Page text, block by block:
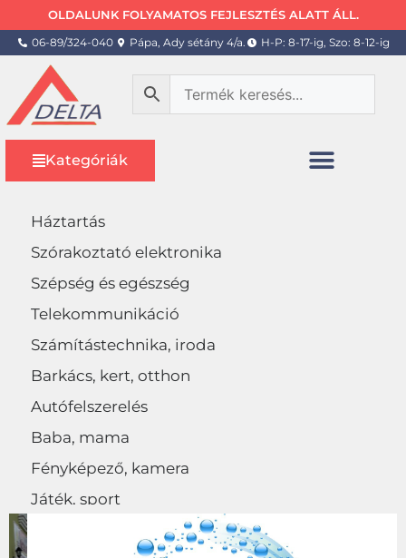
OLDALUNK FOLYAMATOS FEJLESZTÉS ALATT ÁLL.
06-89/324-040 Pápa, Ady sétány 4/a. H-P: 8-17-ig, Szo: 8-12-ig
Kategóriák
Háztartás
Szórakoztató elektronika
Szépség és egészség
Telekommunikáció
Számítástechnika, iroda
Barkács, kert, otthon
Autófelszerelés
Baba, mama
Fényképező, kamera
Játék, sport